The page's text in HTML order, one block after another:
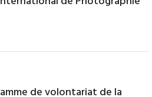
de volontariat de la